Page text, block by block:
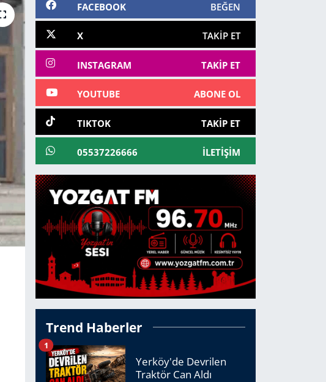
FACEBOOK BEĞEN
X TAKIP ET
INSTAGRAM TAKIP ET
YOUTUBE ABONE OL
TIKTOK TAKIP ET
05537226666 İLETIŞIM
Trend Haberler
Yerköy'de Devrilen
Traktör Can Aldı
1